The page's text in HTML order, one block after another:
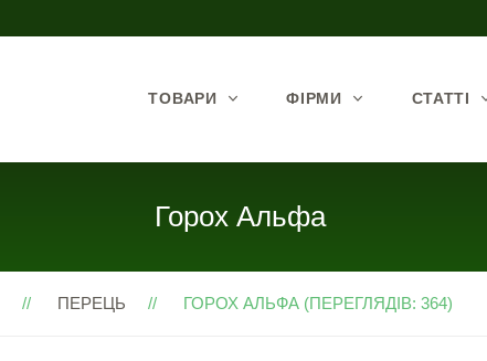
ТОВАРИ ФІРМИ СТАТТІ
Горох Альфа
ПЕРЕЦЬ ГОРОХ АЛЬФА (ПЕРЕГЛЯДІВ: 364)